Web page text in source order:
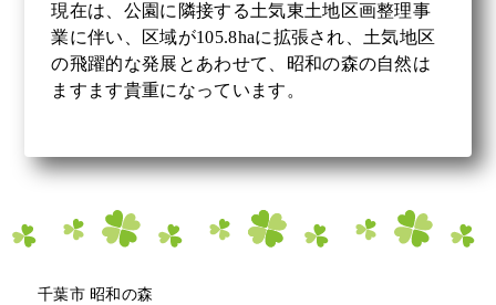
現在は、公園に隣接する土気東土地区画整理事
業に伴い、区域が105.8haに拡張され、土気地区
の飛躍的な発展とあわせて、昭和の森の自然は
ますます貴重になっています。
千葉市 昭和の森